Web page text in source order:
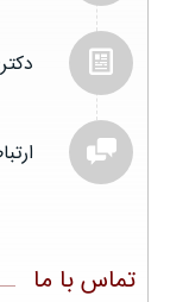
تماس با ما